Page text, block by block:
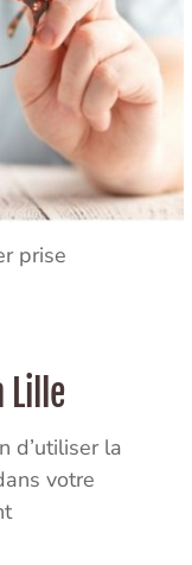
prise
Lille
d’utiliser la
votre